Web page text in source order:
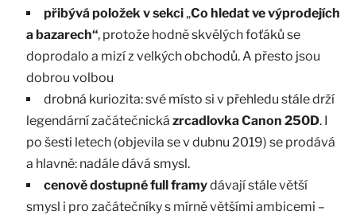
přibývá položek v sekci „Co hledat ve výprodejích
a bazarech“, protože hodně skvělých foťáků se
doprodalo a mizí z velkých obchodů. A přesto jsou
dobrou volbou
drobná kuriozita: své místo si v přehledu stále drží
legendární začátečnická zrcadlovka Canon 250D. I
po šesti letech (objevila se v dubnu 2019) se prodává
a hlavně: nadále dává smysl.
cenově dostupné full framydávají stále větší
smysl i pro začátečníky s mírně většími ambicemi –